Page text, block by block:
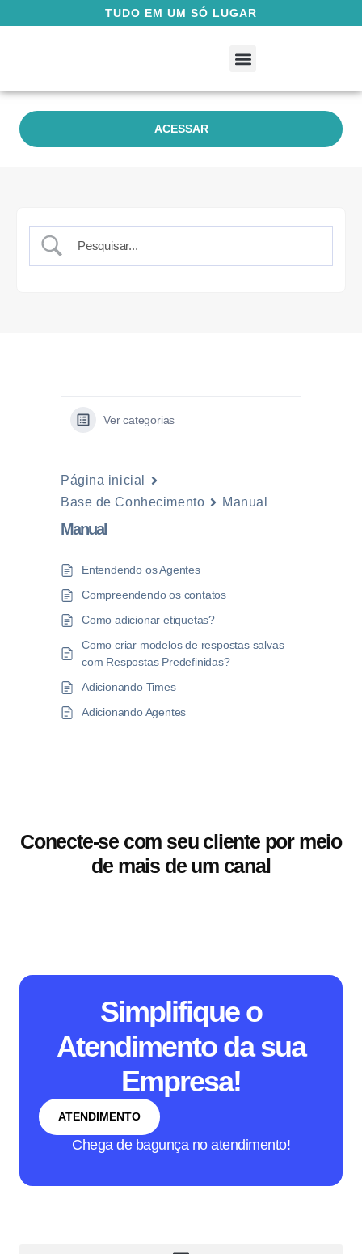
TUDO EM UM SÓ LUGAR
ACESSAR
Ver categorias
Página inicial
Base de Conhecimento
Manual
Manual
Entendendo os Agentes
Compreendendo os contatos
Como adicionar etiquetas?
Como criar modelos de respostas salvas
com Respostas Predefinidas?
Adicionando Times
Adicionando Agentes
Conecte-se com seu cliente por meio
de mais de um canal
Simplifique o
Atendimento da sua
Empresa!
ATENDIMENTO
Chega de bagunça no atendimento!